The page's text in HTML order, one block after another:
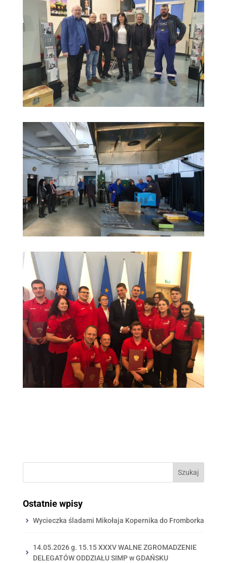
Ostatnie wpisy
Wycieczka śladami Mikołaja Kopernika do Fromborka
14.05.2026 g. 15.15 XXXV WALNE ZGROMADZENIE
DELEGATÓW ODDZIAŁU SIMP w GDAŃSKU